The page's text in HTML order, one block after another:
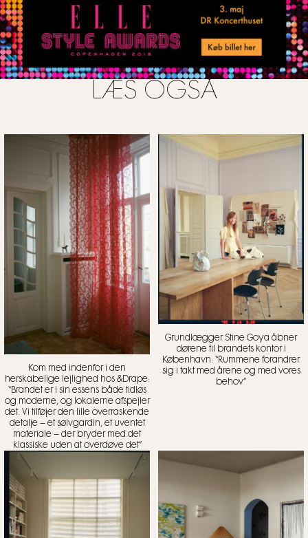
LÆS OGSÅ
Kom med indenfor i den
herskabelige lejlighed hos &Drape:
“Brandet er i sin essens både tidløs
og moderne, og lokalerne afspejler
det. Vi tilføjer den lille overraskende
detalje – et sølvgardin, et uventet
materiale – der bryder med det
klassiske uden at overdøve det”
Grundlægger Stine Goya åbner
dørene til brandets kontor i
København: “Rummene forandrer
sig i takt med årene og med vores
behov”